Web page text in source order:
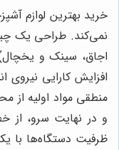
خرید بهترین لوازم
نمی‌کند. طراحی یک
اجاق، سینک و
افزایش کارایی
منطقی مواد اولیه از
و در نهایت سرو، از
ظرفیت دستگاه‌ها با